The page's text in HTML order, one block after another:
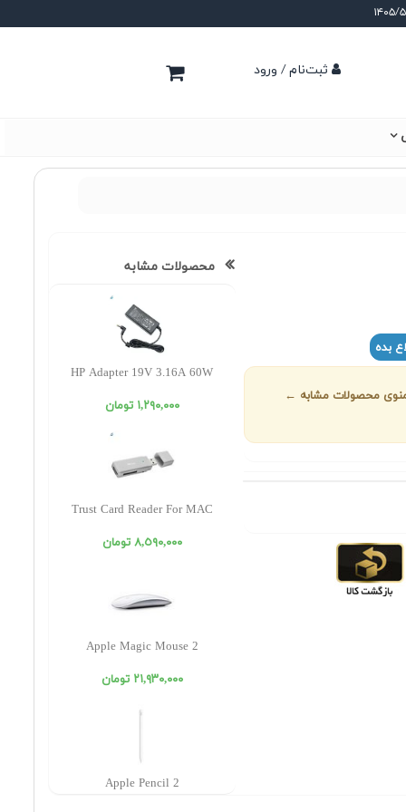
ثبت‌نام / ورود
بده
منوی محصولات مشابه ←
محصولات مشابه
HP Adapter 19V 3.16A 60W
١,٢٩٠,٠٠٠ تومان
Trust Card Reader For MAC
٨,٥٩٠,٠٠٠ تومان
Apple Magic Mouse 2
٢١,٩٣٠,٠٠٠ تومان
Apple Pencil 2